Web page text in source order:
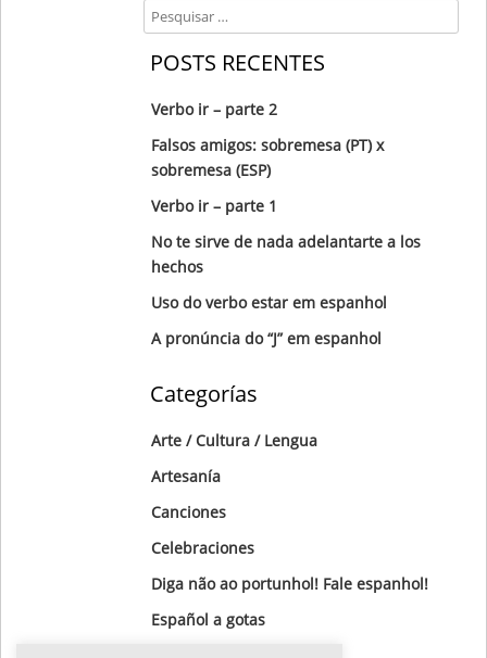
Search
POSTS RECENTES
Verbo ir – parte 2
Falsos amigos: sobremesa (PT) x
sobremesa (ESP)
Verbo ir – parte 1
No te sirve de nada adelantarte a los
hechos
Uso do verbo estar em espanhol
A pronúncia do “J” em espanhol
Categorías
Arte / Cultura / Lengua
Artesanía
Canciones
Celebraciones
Diga não ao portunhol! Fale espanhol!
Español a gotas‏